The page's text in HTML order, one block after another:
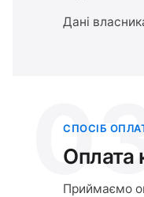
Дані
СПОСІБ
Оплата
Приймаємо